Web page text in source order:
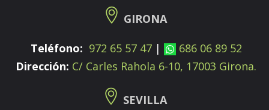
GIRONA
Teléfono: 972 65 57 47 |
686 06 89 52
Dirección: C/ Carles Rahola 6-10, 17003 Girona.
SEVILLA